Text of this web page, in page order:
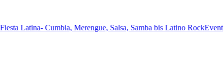
Fiesta Latina- Cumbia, Merengue, Salsa, Samba bis Latino RockEvent